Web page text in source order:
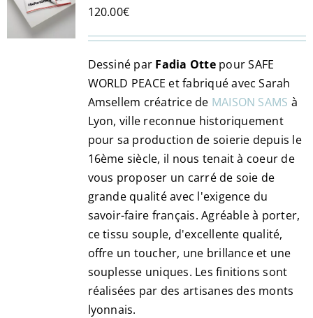
choisies
la
page
du
produit
120.00€
Dessiné par Fadia Ottepour SAFE
WORLD PEACE et fabriqué avec Sarah
Amsellem créatrice de MAISON SAMS à
Lyon, ville reconnue historiquement
pour sa production de soierie depuis le
16ème siècle, il nous tenait à coeur de
vous proposer un carré de soie de
grande qualité avec l'exigence du
savoir-faire français. Agréable à porter,
ce tissu souple, d'excellente qualité,
offre un toucher, une brillance et une
souplesse uniques. Les finitions sont
réalisées par des artisanes des monts
lyonnais.